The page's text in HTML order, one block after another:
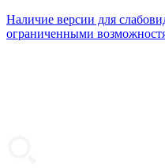
Наличие версии для
ограниченными